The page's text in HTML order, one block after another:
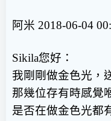
阿米 2018-06-04
Sikila您好：
我剛剛做金色光，
那幾位存有時感覺
是否在做金色光都